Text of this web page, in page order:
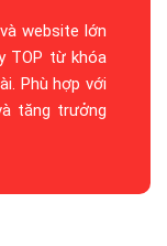
website lớn
TOP từ khóa
Phù hợp với
tăng trưởng